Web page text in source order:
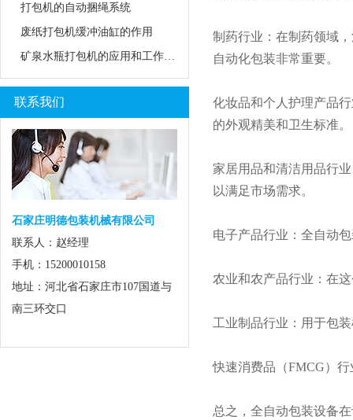
打包机的自动捆绳系统
废纸打包机缓冲油缸的作用
联系我们
石家庄明德包装机械有限公司
联系人：赵经理
手机：15200010158
地址：河北省石家庄市107国道与
南三环交口
制药行业：在制药领域
自动化包装非常重要。
化妆品和个人护理产品
的外观精美和卫生标准。
家居用品和清洁用品行
以满足市场需求。
电子产品行业：全自动
农业和农产品行业：在
工业制品行业：用于包
快速消费品（FMCG）
总之，全自动包装设备